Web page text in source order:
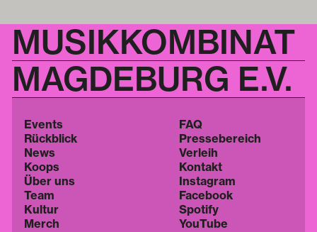
MUSIKKOMBINAT
MAGDEBURG E.V.
Events
Rückblick
News
Koops
Über uns
Team
Kultur
Merch
FAQ
Pressebereich
Verleih
Kontakt
Instagram
Facebook
Spotify
YouTube